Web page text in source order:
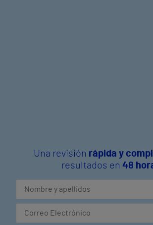
Una revisión rápida y
resultados en 48